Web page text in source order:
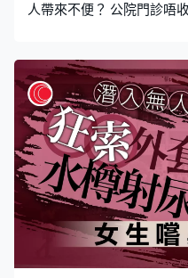
人帶來不便？ 公院門診唔
當時正在排隊付錢，有位
便，「她拿著拐杖，拿著
就說不收現金、要收電子
職員說要去對面另一座樓
認為不能夠一刀切不收現
者，「港紙係法定貨幣嚟
冇可能話唔收港幣啦，我
係香港認可銀行出嘅當地
錢有困難，可以不設找續
以接受」。最後林女士主